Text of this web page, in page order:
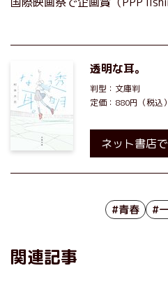
透明な耳。
判型：文庫判
定価：880円（税込）
ネット書店
#青春 #
関連記事